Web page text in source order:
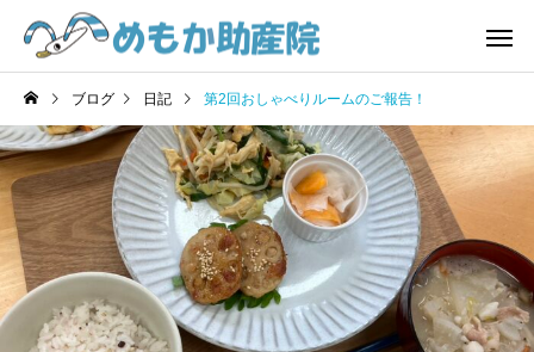
費用 お産
日記 日記
ブログ 日記 第2回おしゃべりルームのご報告！